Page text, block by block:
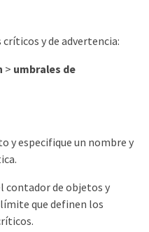
críticos y de advertencia:
> umbrales de
y especifique un nombre y
contador de objetos y
que definen los